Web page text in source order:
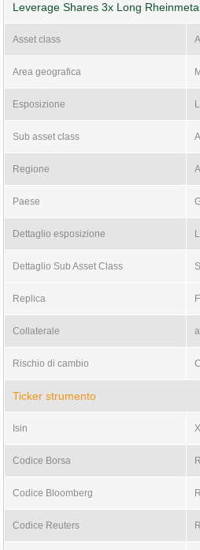
Leverage Shares 3x Long
Asset class
Area geografica
Esposizione
Sub asset class
Regione
Paese
Dettaglio esposizione
Dettaglio Sub Asset Class
Replica
Collaterale
Rischio di cambio
Ticker strumento
Isin
Codice Borsa
Codice Bloomberg
Codice Reuters